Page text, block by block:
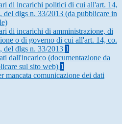
di incarichi politici di cui all'art. 14,
del dlgs n. 33/2013 (da pubblicare in
di incarichi di amministrazione, di
o di governo di cui all'art. 14, co.
del dlgs n. 33/2013 1
dall'incarico (documentazione da
sul sito web) 1
mancata comunicazione dei dati